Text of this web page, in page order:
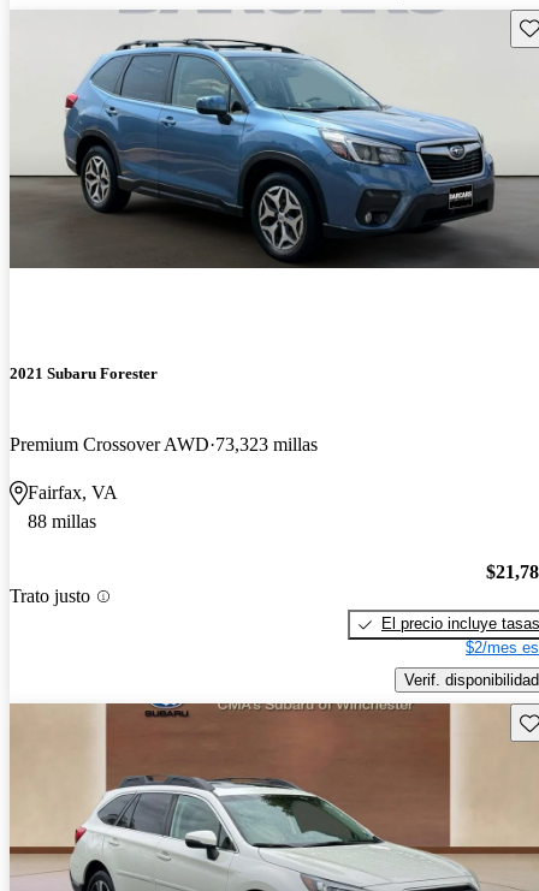
2021 Subaru Forester
Premium Crossover AWD 73,323 millas
Fairfax, VA
88 millas
Trato justo
El precio incluye tasas
$2/mes
Verif. disponibilidad